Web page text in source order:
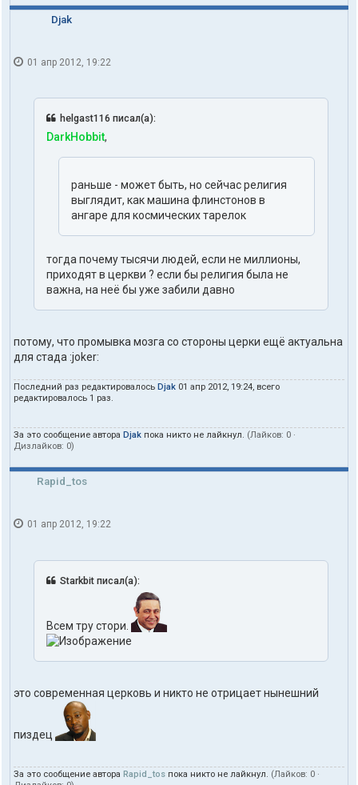
Djak
01 апр 2012, 19:22
helgast116 писал(а):
DarkHobbit,
раньше - может быть, но сейчас религия
выглядит, как машина флинстонов в
ангаре для космических тарелок
тогда почему тысячи людей, если не миллионы,
приходят в церкви ? если бы религия была не
важна, на неё бы уже забили давно
потому, что промывка мозга со стороны церки ещё актуальна
для стада :joker:
Последний раз редактировалось Djak 01 апр 2012, 19:24, всего
редактировалось 1 раз.
За это сообщение автора Djak пока никто не лайкнул. (Лайков: 0 ·
Дизлайков: 0)
Rapid_tos
01 апр 2012, 19:22
Starkbit писал(а):
Всем тру стори.
это современная церковь и никто не отрицает нынешний
пиздец
За это сообщение автора Rapid_tos пока никто не лайкнул. (Лайков: 0 ·